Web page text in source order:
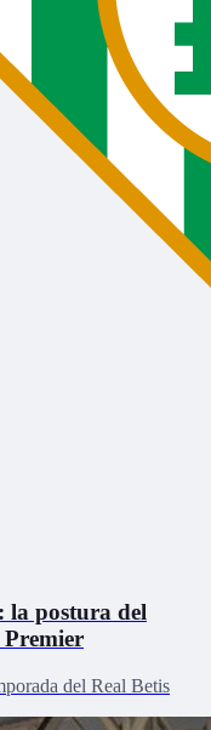
la postura del
Premier
del Real Betis